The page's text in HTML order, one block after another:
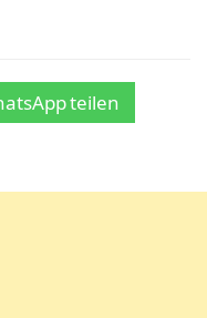
teilen